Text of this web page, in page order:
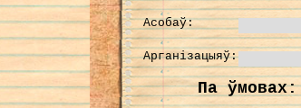
Асобаў:
Арганізацыяў:
Па ўмовах: